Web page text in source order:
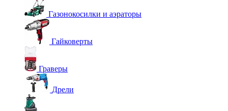
Газонокосилки и аэраторы
Гайковерты
Граверы
Дрели